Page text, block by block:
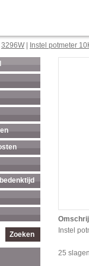
3296W Instel potmeter
Zoeken
Instel
25